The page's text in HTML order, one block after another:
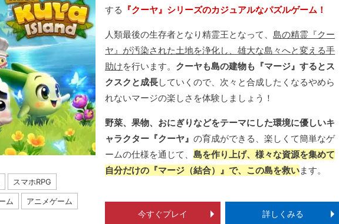
スマホRPG
ム アニメゲーム
する 『クーヤ』シリーズのカジュアルなパズルゲーム！
人類最後の生存者となり精霊王となって、島の精霊『クー
ヤ』が汚染された土地を浄化し、雄大な島々へと変える手
助けを行います。 クーヤも島の建物も『マージ』するとス
クスクと成長していくので、次々と合成したくなるやめら
れないマージの楽しさを体験しましょう！
野菜、果物、おにぎりなどをテーマにした環境に優しいキ
ャラクター『クーヤ』の育成ができる、楽しくて簡単なゲ
ームの仕様を通じて、島を作り上げ、様々な資源を集めて
自分だけの『マージ（結合）』で、この島を救います。
今すぐプレイ 詳しくみる